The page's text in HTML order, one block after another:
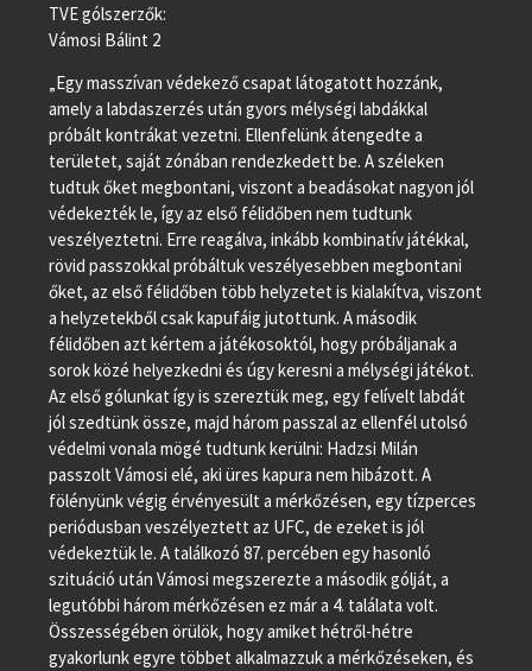
TVE gólszerzők:
Vámosi Bálint 2
„Egy masszívan védekező csapat látogatott hozzánk,
amely a labdaszerzés után gyors mélységi labdákkal
próbált kontrákat vezetni. Ellenfelünk átengedte a
területet, saját zónában rendezkedett be. A széleken
tudtuk őket megbontani, viszont a beadásokat nagyon jól
védekezték le, így az első félidőben nem tudtunk
veszélyeztetni. Erre reagálva, inkább kombinatív játékkal,
rövid passzokkal próbáltuk veszélyesebben megbontani
őket, az első félidőben több helyzetet is kialakítva, viszont
a helyzetekből csak kapufáig jutottunk. A második
félidőben azt kértem a játékosoktól, hogy próbáljanak a
sorok közé helyezkedni és úgy keresni a mélységi játékot.
Az első gólunkat így is szereztük meg, egy felívelt labdát
jól szedtünk össze, majd három passzal az ellenfél utolsó
védelmi vonala mögé tudtunk kerülni: Hadzsi Milán
passzolt Vámosi elé, aki üres kapura nem hibázott. A
fölényünk végig érvényesült a mérkőzésen, egy tízperces
periódusban veszélyeztett az UFC, de ezeket is jól
védekeztük le. A találkozó 87. percében egy hasonló
szituáció után Vámosi megszerezte a második gólját, a
legutóbbi három mérkőzésen ez már a 4. találata volt.
Összességében örülök, hogy amiket hétről-hétre
gyakorlunk egyre többet alkalmazzuk a mérkőzéseken, és